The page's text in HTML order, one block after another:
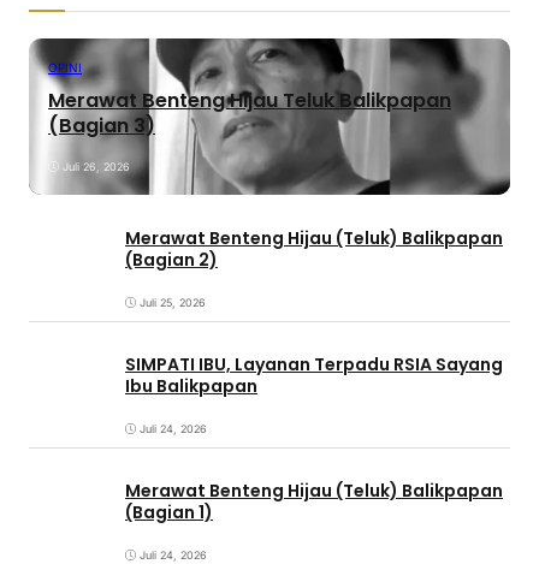
OPINI
Merawat Benteng Hijau Teluk Balikpapan
(Bagian 3)
Juli 26, 2026
Merawat Benteng Hijau (Teluk) Balikpapan
(Bagian 2)
Juli 25, 2026
SIMPATI IBU, Layanan Terpadu RSIA Sayang
Ibu Balikpapan
Juli 24, 2026
Merawat Benteng Hijau (Teluk) Balikpapan
(Bagian 1)
Juli 24, 2026